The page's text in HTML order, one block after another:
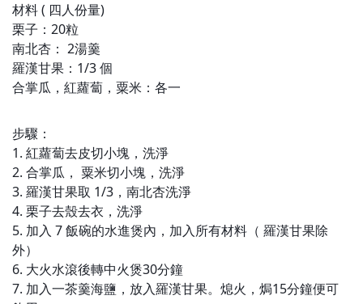
材料 ( 四人份量)
栗子：20粒
南北杏： 2湯羹
羅漢甘果：1/3 個
合掌瓜，紅蘿蔔，粟米：各一
步驟：
1. 紅蘿蔔去皮切小塊，洗淨
2. 合掌瓜， 粟米切小塊，洗淨
3. 羅漢甘果取 1/3，南北杏洗淨
4. 栗子去殼去衣，洗淨
5. 加入 7 飯碗的水進煲內，加入所有材料（ 羅漢甘果除
外）
6. 大火水滾後轉中火煲30分鐘
7. 加入一茶羹海鹽，放入羅漢甘果。熄火，焗15分鐘便可